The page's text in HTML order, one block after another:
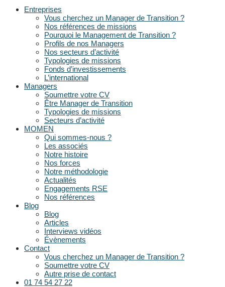
Entreprises
Vous cherchez un Manager de Transition ?
Nos références de missions
Pourquoi le Management de Transition ?
Profils de nos Managers
Nos secteurs d’activité
Typologies de missions
Fonds d’investissements
L’international
Managers
Soumettre votre CV
Être Manager de Transition
Typologies de missions
Secteurs d’activité
MOMEN
Qui sommes-nous ?
Les associés
Notre histoire
Nos forces
Notre méthodologie
Actualités
Engagements RSE
Nos références
Blog
Blog
Articles
Interviews vidéos
Évènements
Contact
Vous cherchez un Manager de Transition ?
Soumettre votre CV
Autre prise de contact
01 74 54 27 22